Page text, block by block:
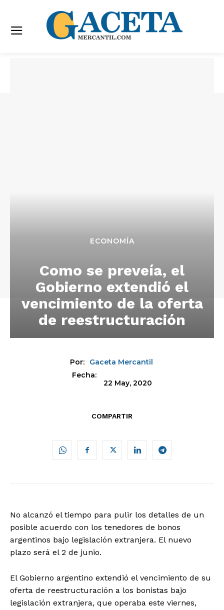
ECONOMÍA
Como se preveía, el
Gobierno extendió el
vencimiento de la oferta
de reestructuración
Por:
Gaceta Mercantil
Fecha:
22 May, 2020
COMPARTIR
No alcanzó el tiempo para pulir los detalles de un
posible acuerdo con los tenedores de bonos
argentinos bajo legislación extranjera. El nuevo
plazo será el 2 de junio.
El Gobierno argentino extendió el vencimiento de su
oferta de reestructuración a los bonistas bajo
legislación extranjera, que operaba este viernes,